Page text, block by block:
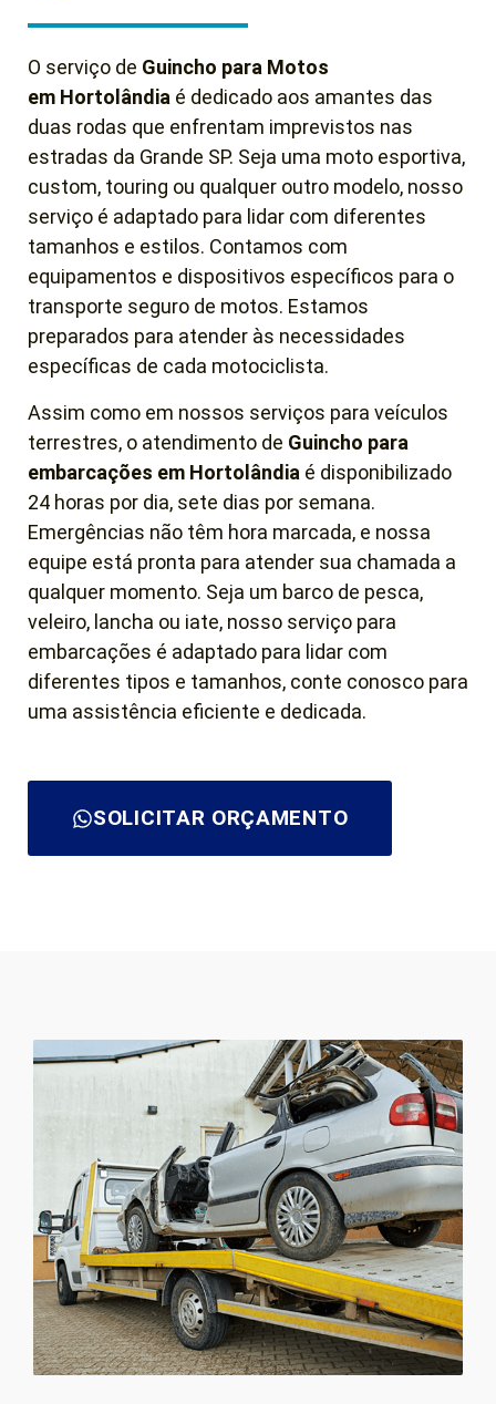
O serviço de Guincho para Motos
em Hortolândia é dedicado aos amantes das
duas rodas que enfrentam imprevistos nas
estradas da Grande SP. Seja uma moto esportiva,
custom, touring ou qualquer outro modelo, nosso
serviço é adaptado para lidar com diferentes
tamanhos e estilos. Contamos com
equipamentos e dispositivos específicos para o
transporte seguro de motos. Estamos
preparados para atender às necessidades
específicas de cada motociclista.
Assim como em nossos serviços para veículos
terrestres, o atendimento de Guincho para
embarcações em Hortolândia é disponibilizado
24 horas por dia, sete dias por semana.
Emergências não têm hora marcada, e nossa
equipe está pronta para atender sua chamada a
qualquer momento. Seja um barco de pesca,
veleiro, lancha ou iate, nosso serviço para
embarcações é adaptado para lidar com
diferentes tipos e tamanhos, conte conosco para
uma assistência eficiente e dedicada.
SOLICITAR ORÇAMENTO